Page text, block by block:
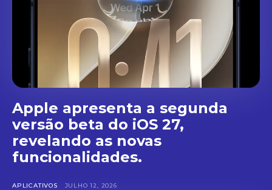
Apple apresenta a segunda
versão beta do iOS 27,
revelando as novas
funcionalidades.
APLICATIVOS JULHO 12, 2026